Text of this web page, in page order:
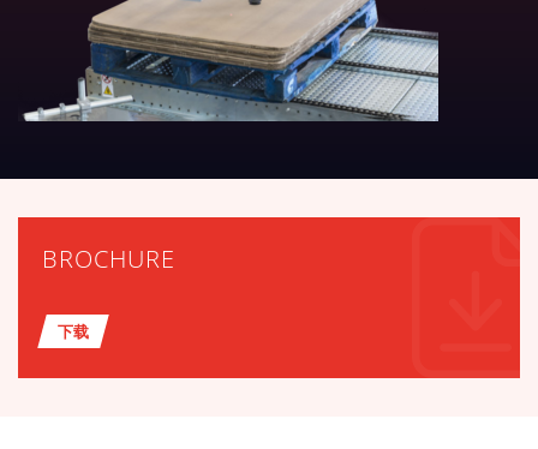
BROCHURE
下载